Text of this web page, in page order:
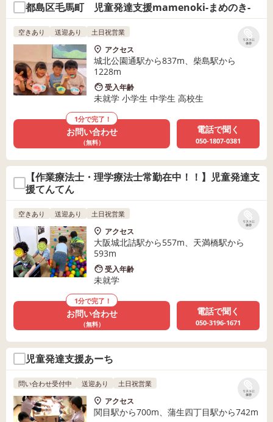
都島区毛馬町 児童発達支援mamenoki-まめのき-
リストに
保存
空きあり 送迎あり 土日祝営業
アクセス
城北公園通駅から837m、柴島駅から
1228m
受入年齢
未就学 小学生 中学生 高校生
1分で完了！
お問い合わせ
（無料）
電話で聞く
050-1807-0381
【作業療法士・理学療法士常勤在中！！】児童発達支
援てんてん
リストに
保存
空きあり 送迎あり 土日祝営業
アクセス
大阪城北詰駅から557m、天満橋駅から
593m
受入年齢
未就学
1分で完了！
お問い合わせ
（無料）
電話で聞く
050-3196-1671
児童発達支援あーち
リストに
保存
問い合わせ受付中 送迎あり 土日祝営業
アクセス
関目駅から700m、蒲生四丁目駅から742m